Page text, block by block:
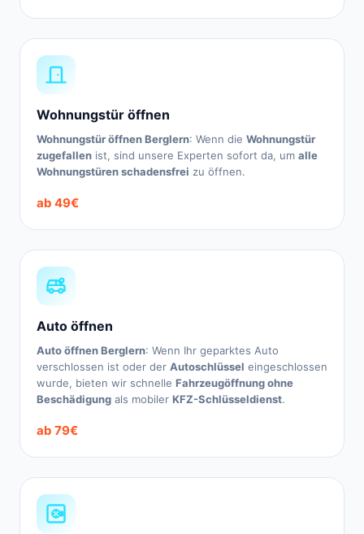
Wohnungstür öffnen
Wohnungstür öffnen Berglern: Wenn die Wohnungstür
zugefallen ist, sind unsere Experten sofort da, um alle
Wohnungstüren schadensfrei zu öffnen.
ab 49€
Auto öffnen
Auto öffnen Berglern: Wenn Ihr geparktes Auto
verschlossen ist oder der Autoschlüssel eingeschlossen
wurde, bieten wir schnelle Fahrzeugöffnung ohne
Beschädigung als mobiler KFZ-Schlüsseldienst.
ab 79€